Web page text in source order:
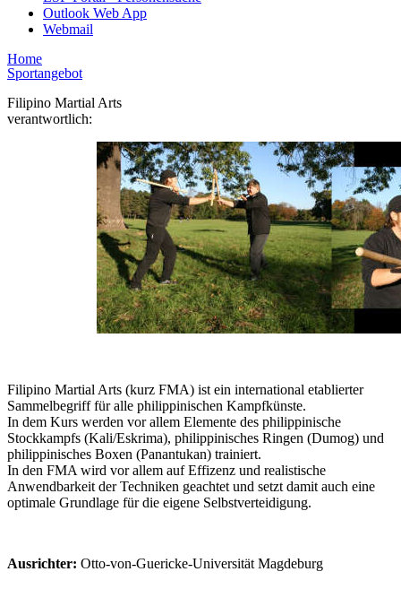
Outlook Web App
Webmail
Home
Sportangebot
Filipino Martial Arts
verantwortlich:
Filipino Martial Arts (kurz FMA) ist ein international etablierter
Sammelbegriff für alle philippinischen Kampfkünste.
In dem Kurs werden vor allem Elemente des philippinische
Stockkampfs (Kali/Eskrima), philippinisches Ringen (Dumog) und
philippinisches Boxen (Panantukan) trainiert.
In den FMA wird vor allem auf Effizenz und realistische
Anwendbarkeit der Techniken geachtet und setzt damit auch eine
optimale Grundlage für die eigene Selbstverteidigung.
Ausrichter: Otto-von-Guericke-Universität Magdeburg